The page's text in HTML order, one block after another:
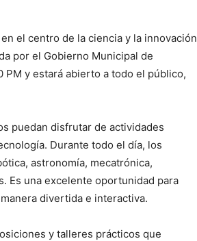
el centro de la ciencia y la innovación
por el Gobierno Municipal de
PM y estará abierto a todo el público,
puedan disfrutar de actividades
Durante todo el día, los
astronomía, mecatrónica,
Es una excelente oportunidad para
divertida e interactiva.
y talleres prácticos que